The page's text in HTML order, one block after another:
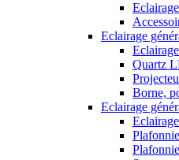
Eclairage
Quartz
Borne,
Eclairage